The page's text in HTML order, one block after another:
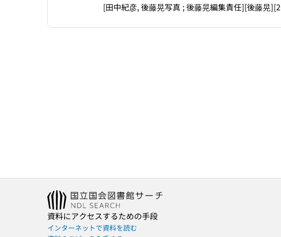
[田中紀彦, 後藤晃写真 ; 後藤晃編集責任][後藤晃]
資料にアクセスするための手段
インターネットで資料を読む